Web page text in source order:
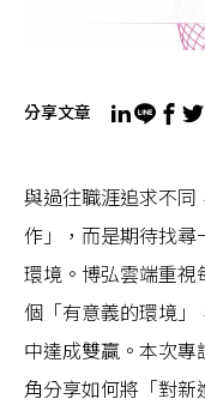
分享文章
與過往職涯追求不同
作」，而是期待找
環境。博弘雲端重
個「有意義的環境
中達成雙贏。本次
角分享如何將「對